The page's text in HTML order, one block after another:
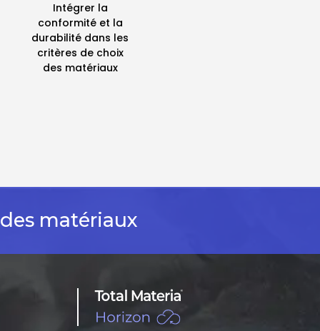
Intégrer la
conformité et la
durabilité dans les
critères de choix
des matériaux
matériaux